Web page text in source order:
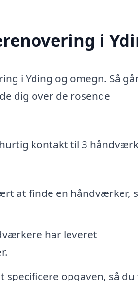
i
i Yding og omegn. Så
dig over de rosende
hurtig kontakt til 3
at finde en håndværker,
har leveret
specificere opgaven, så du